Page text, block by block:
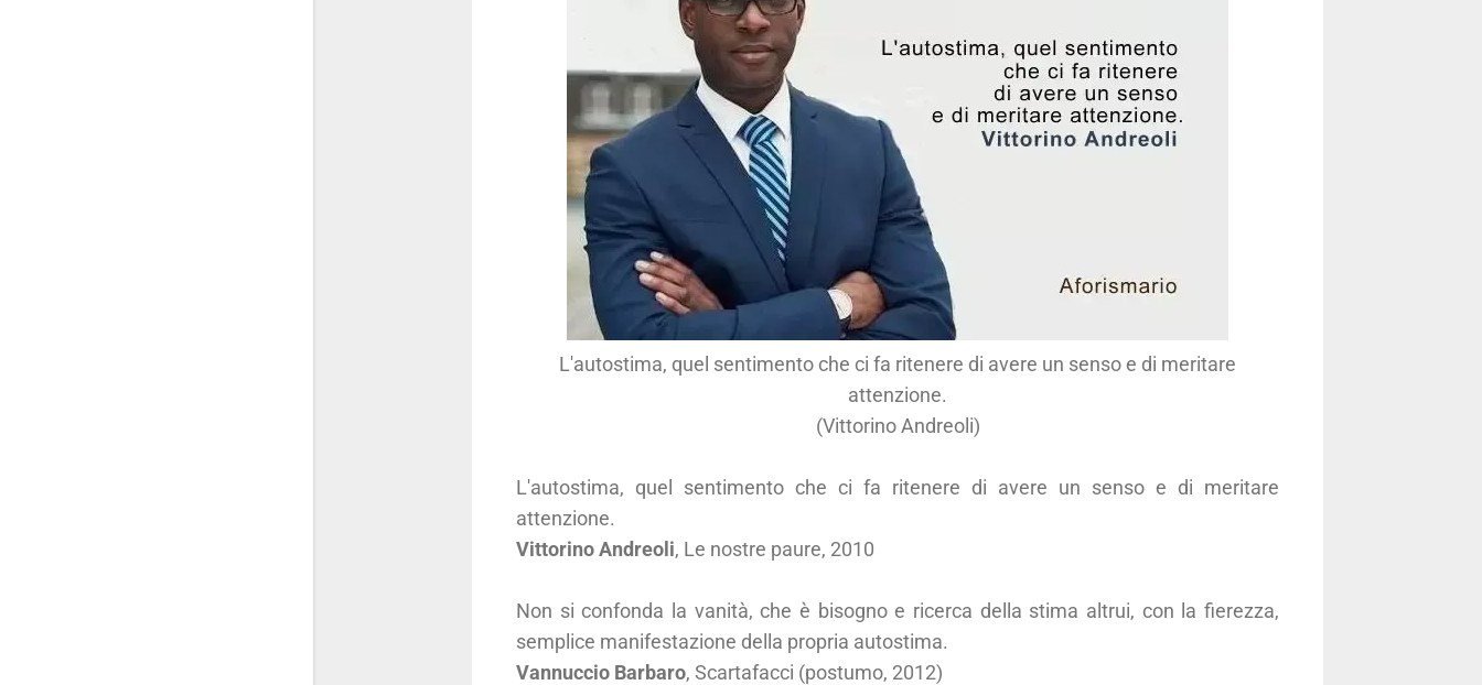
L'autostima, quel sentimento che ci fa ritenere di avere un senso e di meritare
attenzione.
(Vittorino Andreoli)
L'autostima, quel sentimento che ci fa ritenere di avere un senso e di meritare
attenzione.
Vittorino Andreoli, Le nostre paure, 2010
Non si confonda la vanità, che è bisogno e ricerca della stima altrui, con la fierezza,
semplice manifestazione della propria autostima.
Vannuccio Barbaro, Scartafacci (postumo, 2012)